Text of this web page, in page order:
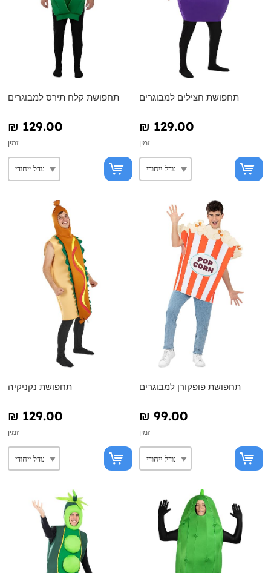
תחפושת קלח תירס למבוגרים
₪‎ 129.00
זמין
תחפושת חצילים למבוגרים
₪‎ 129.00
זמין
תחפושת נקניקיה
₪‎ 129.00
זמין
תחפושת פופקורן למבוגרים
₪‎ 99.00
זמין